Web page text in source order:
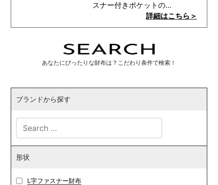
スナー付きポケットの…
詳細はこちら＞
あなたにぴったりな財布は？こだわり条件で検索！
ブランドから探す
形状
L字ファスナー財布